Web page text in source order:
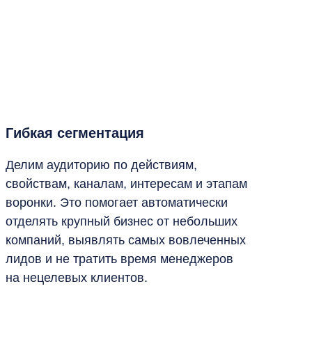
Гибкая сегментация
Делим аудиторию по действиям,
свойствам, каналам, интересам и этапам
воронки. Это помогает автоматически
отделять крупный бизнес от небольших
компаний, выявлять самых вовлеченных
лидов и не тратить время менеджеров
на нецелевых клиентов.